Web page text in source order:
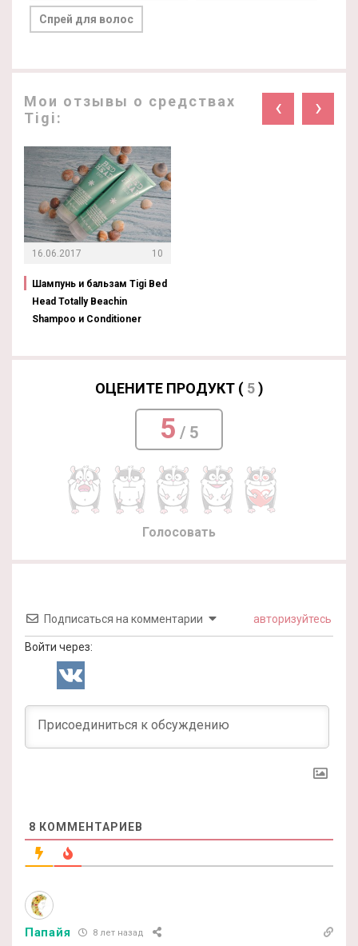
Спрей для волос
Мои отзывы о средствах
Tigi:
‹ ›
16.06.2017 10
Шампунь и бальзам Tigi Bed
Head Totally Beachin
Shampoo и Conditioner
ОЦЕНИТЕ ПРОДУКТ ( 5)
5 / 5
Голосовать
Подписаться на комментарии авторизуйтесь
Войти через:
8 КОММЕНТАРИЕВ
Папайя 8 лет назад